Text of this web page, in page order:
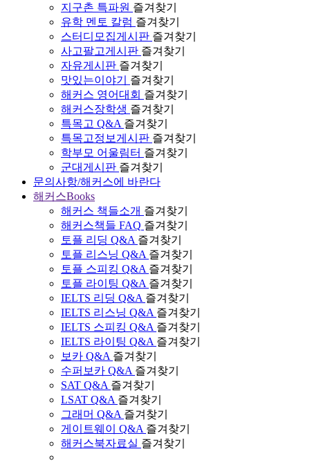
지구촌 특파원 즐겨찾기
유학 멘토 칼럼 즐겨찾기
스터디모집게시판 즐겨찾기
사고팔고게시판 즐겨찾기
자유게시판 즐겨찾기
맛있는이야기
즐겨찾기
해커스 영어대회 즐겨찾기
해커스장학생 즐겨찾기
특목고 Q&A 즐겨찾기
특목고정보게시판 즐겨찾기
학부모 어울림터 즐겨찾기
군대게시판 즐겨찾기
문의사항/해커스에 바란다
해커스Books
해커스 책들소개 즐겨찾기
해커스책들 FAQ 즐겨찾기
토플 리딩 Q&A 즐겨찾기
토플 리스닝 Q&A 즐겨찾기
토플 스피킹 Q&A 즐겨찾기
토플 라이팅 Q&A 즐겨찾기
IELTS 리딩 Q&A 즐겨찾기
IELTS 리스닝 Q&A 즐겨찾기
IELTS 스피킹 Q&A 즐겨찾기
IELTS 라이팅 Q&A 즐겨찾기
보카 Q&A 즐겨찾기
수퍼보카 Q&A 즐겨찾기
SAT Q&A 즐겨찾기
LSAT Q&A 즐겨찾기
그래머 Q&A 즐겨찾기
게이트웨이 Q&A 즐겨찾기
해커스북자료실 즐겨찾기